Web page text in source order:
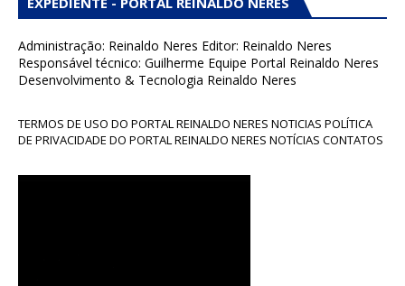
Administração: Reinaldo Neres Editor: Reinaldo Neres
Responsável técnico: Guilherme Equipe Portal Reinaldo Neres
Desenvolvimento & Tecnologia Reinaldo Neres
TERMOS DE USO DO PORTAL REINALDO NERES NOTICIAS POLÍTICA
DE PRIVACIDADE DO PORTAL REINALDO NERES NOTÍCIAS CONTATOS